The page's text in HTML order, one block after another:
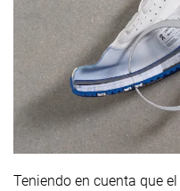
Teniendo en cuenta que